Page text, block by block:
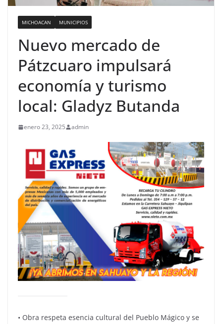
MICHOACAN MUNICIPIOS
Nuevo mercado de
Pátzcuaro impulsará
economía y turismo
local: Gladyz Butanda
enero 23, 2025 admin
•⁠ ⁠Obra respeta esencia cultural del Pueblo Mágico y se